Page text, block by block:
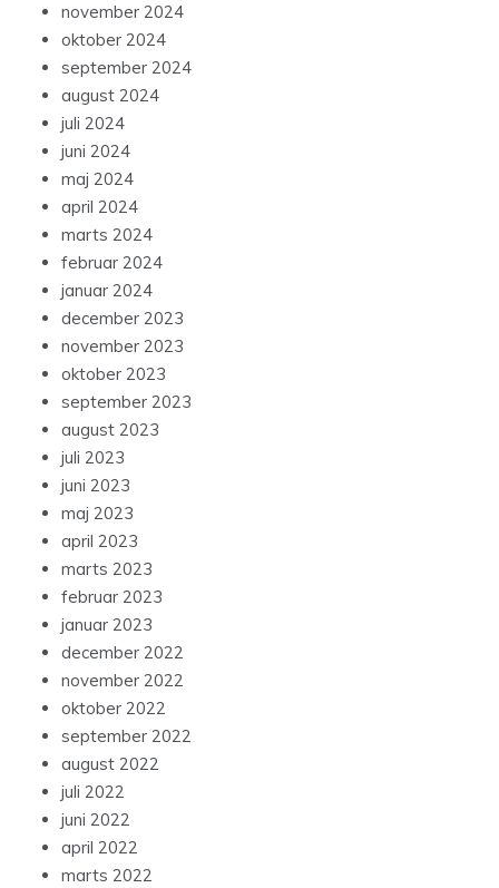
november 2024
oktober 2024
september 2024
august 2024
juli 2024
juni 2024
maj 2024
april 2024
marts 2024
februar 2024
januar 2024
december 2023
november 2023
oktober 2023
september 2023
august 2023
juli 2023
juni 2023
maj 2023
april 2023
marts 2023
februar 2023
januar 2023
december 2022
november 2022
oktober 2022
september 2022
august 2022
juli 2022
juni 2022
april 2022
marts 2022